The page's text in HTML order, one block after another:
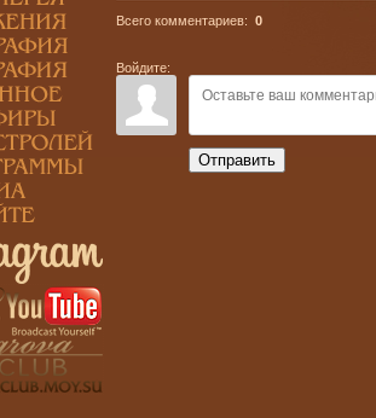
Всего комментариев: 0
Войдите:
Отправить